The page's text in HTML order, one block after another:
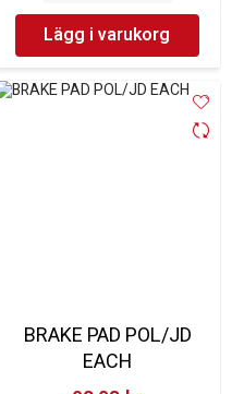
Lägg i varukorg
BRAKE PAD POL/JD
EACH